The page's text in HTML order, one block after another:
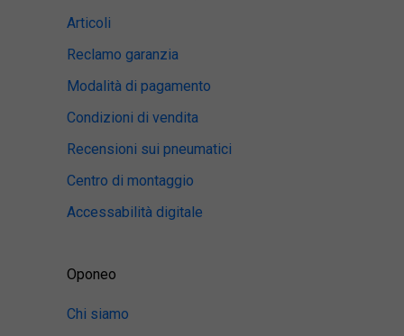
Articoli
Reclamo garanzia
Modalità di pagamento
Condizioni di vendita
Recensioni sui pneumatici
Centro di montaggio
Accessabilità digitale
Oponeo
Chi siamo